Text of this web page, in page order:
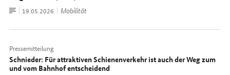
Zum
Dokument
Datum:
19.05.2026 Mobilität
Pressemitteilung
Schnieder: Für attraktiven Schienenverkehr ist auch der Weg zum
und vom Bahnhof entscheidend